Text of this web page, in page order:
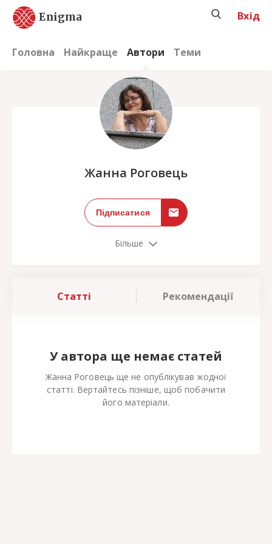
Enigma
Головна Найкраще Автори Теми
Вхід
Жанна Роговець
Підписатися
Більше
Статті Рекомендації
У автора ще немає статей
Жанна Роговець ще не опублікував жодної
статті. Вертайтесь пізніше, щоб побачити
його матеріали.